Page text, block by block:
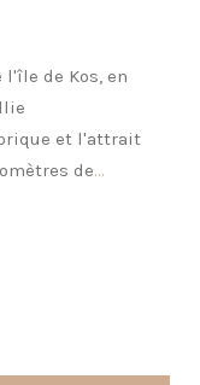
de Kos, en
et l'attrait
de...